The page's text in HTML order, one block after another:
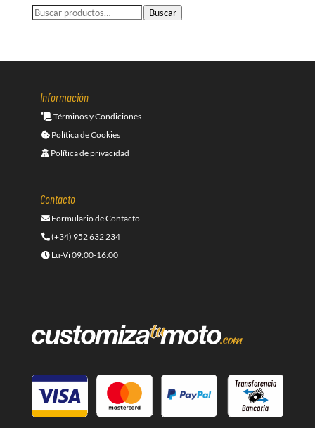
Buscar
Buscar
Información
Términos y Condiciones
Política de Cookies
Política de privacidad
Contacto
Formulario de Contacto
(+34) 952 632 234
Lu-Vi 09:00-16:00